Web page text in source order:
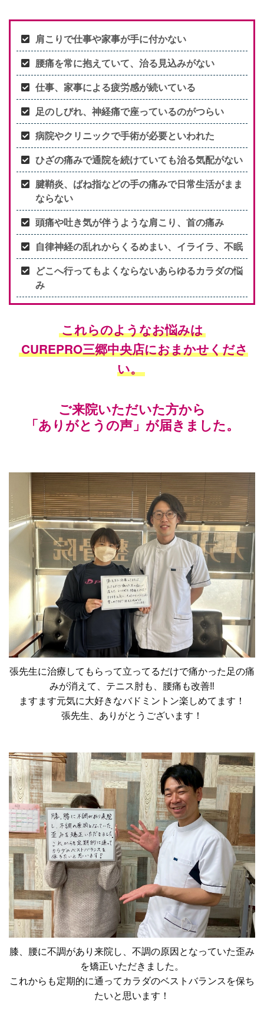
肩こりで仕事や家事が手に付かない
腰痛を常に抱えていて、治る見込みがない
仕事、家事による疲労感が続いている
足のしびれ、神経痛で座っているのがつらい
病院やクリニックで手術が必要といわれた
ひざの痛みで通院を続けていても治る気配がない
腱鞘炎、ばね指などの手の痛みで日常生活がまま
ならない
頭痛や吐き気が伴うような肩こり、首の痛み
自律神経の乱れからくるめまい、イライラ、不眠
どこへ行ってもよくならないあらゆるカラダの悩
み
これらのようなお悩みは
CUREPRO三郷中央店におまかせくださ
い。
ご来院いただいた方から
「ありがとうの声」が届きました。
張先生に治療してもらって立ってるだけで痛かった足の痛
みが消えて、テニス肘も、腰痛も改善‼
ますます元気に大好きなバドミントン楽しめてます！
張先生、ありがとうございます！
膝、腰に不調があり来院し、不調の原因となっていた歪み
を矯正いただきました。
これからも定期的に通ってカラダのベストバランスを保ち
たいと思います！